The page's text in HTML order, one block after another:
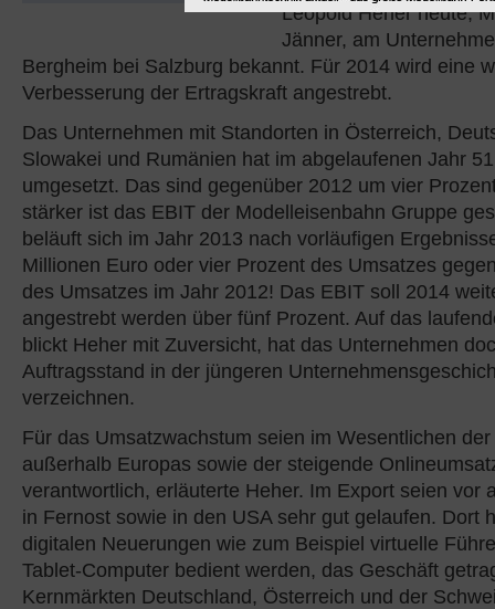
Leopold Heher heute,
Jänner, am
Bergheim bei Salzburg bekannt. Für 2014 wird eine
Verbesserung der Ertragskraft angestrebt.
Das Unternehmen mit Standorten in Österreich,
Slowakei und Rumänien hat im abgelaufenen Jahr
umgesetzt. Das sind gegenüber 2012 um vier
stärker ist das EBIT der Modelleisenbahn Gruppe
beläuft sich im Jahr 2013 nach vorläufigen
Millionen Euro oder vier Prozent des Umsatzes
des Umsatzes im Jahr 2012! Das EBIT soll 2014
angestrebt werden über fünf Prozent. Auf das
blickt Heher mit Zuversicht, hat das Unternehmen
Auftragsstand in der jüngeren
verzeichnen.
Für das Umsatzwachstum seien im Wesentlichen
außerhalb Europas sowie der steigende
verantwortlich, erläuterte Heher. Im Export seien vor
in Fernost sowie in den USA sehr gut gelaufen. Dort
digitalen Neuerungen wie zum Beispiel virtuelle
Tablet-Computer bedient werden, das Geschäft
Kernmärkten Deutschland, Österreich und der